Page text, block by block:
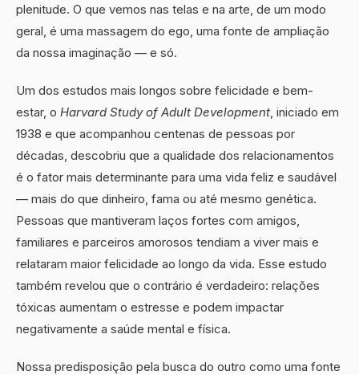
plenitude. O que vemos nas telas e na arte, de um modo
geral, é uma massagem do ego, uma fonte de ampliação
da nossa imaginação — e só.
Um dos estudos mais longos sobre felicidade e bem-
estar, o Harvard Study of Adult Development , iniciado em
1938 e que acompanhou centenas de pessoas por
décadas, descobriu que a qualidade dos relacionamentos
é o fator mais determinante para uma vida feliz e saudável
— mais do que dinheiro, fama ou até mesmo genética.
Pessoas que mantiveram laços fortes com amigos,
familiares e parceiros amorosos tendiam a viver mais e
relataram maior felicidade ao longo da vida. Esse estudo
também revelou que o contrário é verdadeiro: relações
tóxicas aumentam o estresse e podem impactar
negativamente a saúde mental e física.
Nossa predisposição pela busca do outro como uma fonte